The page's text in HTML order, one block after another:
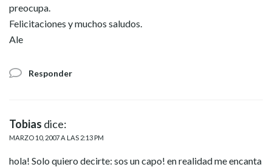
preocupa.
Felicitaciones y muchos saludos.
Ale
Responder
Tobias dice:
MARZO 10, 2007 A LAS 2:13 PM
hola! Solo quiero decirte: sos un capo! en realidad me encanta